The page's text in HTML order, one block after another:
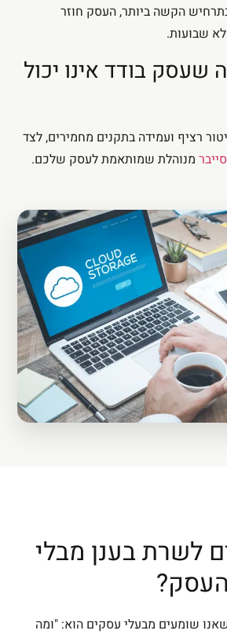
הקשה ביותר, העסק חוזר
שבועות.
בודד אינו יכול
רציף ועמידה בתקנים מחמירים, לצד
מנוהלת שמותאמת לעסק שלכם.
לשרת בענן מבלי
שומעים מבעלי עסקים הוא: "ומה